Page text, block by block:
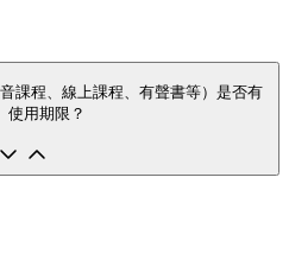
課程、線上課程、有聲書等）是否有
使用期限？